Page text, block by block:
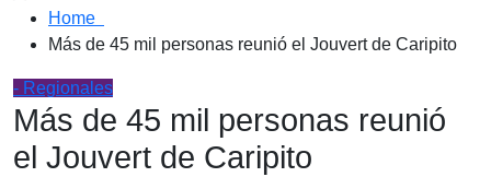
Home
Más de 45 mil personas reunió el Jouvert de Caripito
- Regionales
Más de 45 mil personas reunió
el Jouvert de Caripito